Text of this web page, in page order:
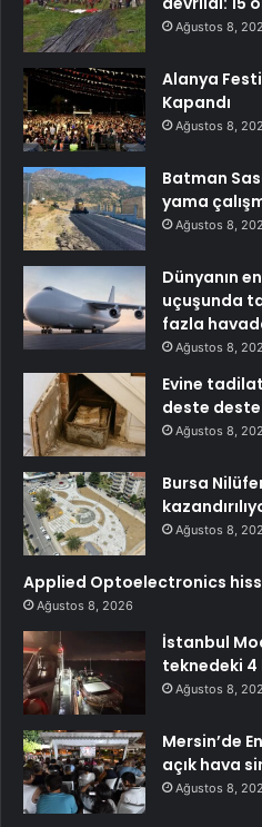
Ağustos 8,
Alanya
Kapandı
Ağustos 8,
Batman
yama
Ağustos 8,
Dünyanın
uçuşunda
fazla
Ağustos 8,
Evine
deste
Ağustos 8,
Bursa
Ağustos 8,
Applied Optoelectronics
Ağustos 8, 2026
İstanbul
teknedeki 4
Ağustos 8,
Mersin’de
açık hava
Ağustos 8,